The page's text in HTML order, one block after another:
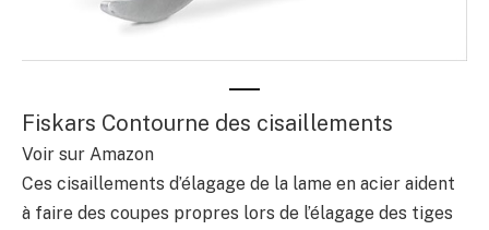
Fiskars Contourne des cisaillements
Voir sur Amazon
Ces cisaillements d’élagage de la lame en acier aident
à faire des coupes propres lors de l’élagage des tiges